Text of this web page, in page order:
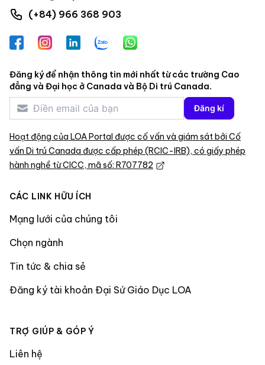
(+84) 966 368 903
FacebookInstagramLinkedInZalo WhatsApp
Đăng ký để nhận thông tin mới nhất từ các trường Cao
đẳng và Đại học ở Canada và Bộ Di trú Canada.
Đăng kí
Hoạt động của LOA Portal được cố vấn và giám sát bởi Cố
vấn Di trú Canada được cấp phép (RCIC-IRB), có giấy phép
hành nghề từ CICC, mã số: R707782
CÁC LINK HỮU ÍCH
Mạng lưới của chúng tôi
Chọn ngành
Tin tức & chia sẻ
Đăng ký tài khoản Đại Sứ Giáo Dục LOA
TRỢ GIÚP & GÓP Ý
Liên hệ